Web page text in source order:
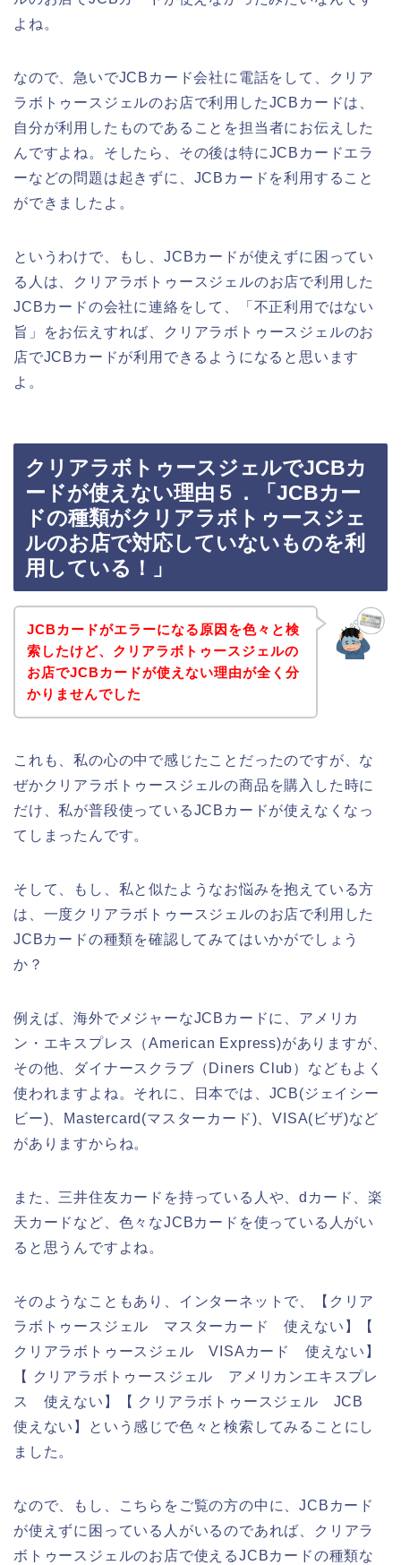
よね。
なので、急いでJCBカード会社に電話をして、クリア
ラボトゥースジェルのお店で利用したJCBカードは、
自分が利用したものであることを担当者にお伝えした
んですよね。そしたら、その後は特にJCBカードエラ
ーなどの問題は起きずに、JCBカードを利用すること
ができましたよ。
というわけで、もし、JCBカードが使えずに困ってい
る人は、クリアラボトゥースジェルのお店で利用した
JCBカードの会社に連絡をして、「不正利用ではない
旨」をお伝えすれば、クリアラボトゥースジェルのお
店でJCBカードが利用できるようになると思います
よ。
クリアラボトゥースジェルでJCBカ
ードが使えない理由５．「JCBカー
ドの種類がクリアラボトゥースジェ
ルのお店で対応していないものを利
用している！」
JCBカードがエラーになる原因を色々と検
索したけど、クリアラボトゥースジェルの
お店でJCBカードが使えない理由が全く分
かりませんでした
これも、私の心の中で感じたことだったのですが、な
ぜかクリアラボトゥースジェルの商品を購入した時に
だけ、私が普段使っているJCBカードが使えなくなっ
てしまったんです。
そして、もし、私と似たようなお悩みを抱えている方
は、一度クリアラボトゥースジェルのお店で利用した
JCBカードの種類を確認してみてはいかがでしょう
か？
例えば、海外でメジャーなJCBカードに、アメリカ
ン・エキスプレス（American Express)がありますが、
その他、ダイナースクラブ（Diners Club）などもよく
使われますよね。それに、日本では、JCB(ジェイシー
ビー)、Mastercard(マスターカード)、VISA(ビザ)など
がありますからね。
また、三井住友カードを持っている人や、dカード、楽
天カードなど、色々なJCBカードを使っている人がい
ると思うんですよね。
そのようなこともあり、インターネットで、【クリア
ラボトゥースジェル マスターカード 使えない】【
クリアラボトゥースジェル VISAカード 使えない】
【 クリアラボトゥースジェル アメリカンエキスプレ
ス 使えない】【 クリアラボトゥースジェル JCB
使えない】という感じで色々と検索してみることにし
ました。
なので、もし、こちらをご覧の方の中に、JCBカード
が使えずに困っている人がいるのであれば、クリアラ
ボトゥースジェルのお店で使えるJCBカードの種類な